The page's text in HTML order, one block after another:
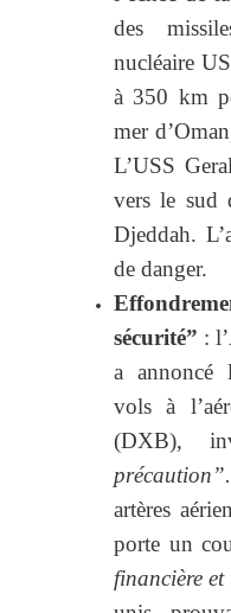
des
nucléaire
à 350 km
mer
L’USS
vers le sud
Djeddah.
de danger.
sécurité” :
a annoncé
vols à
(DXB),
précaution”.
artères
porte un
financière